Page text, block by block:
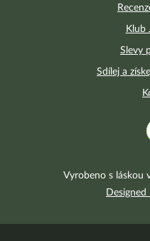
Klub
Slevy
Sdílej a
Vyrobeno s láskou